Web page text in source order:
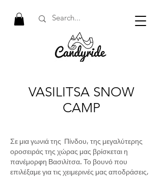
VASILITSA SNOW
CAMP
Σε μια γωνιά της Πίνδου, της μεγαλύτερης
οροσειράς της χώρας μας βρίσκεται η
πανέμορφη Βασιλίτσα. Το βουνό που
επιλέξαμε για τις χειμερινές μας αποδράσεις,